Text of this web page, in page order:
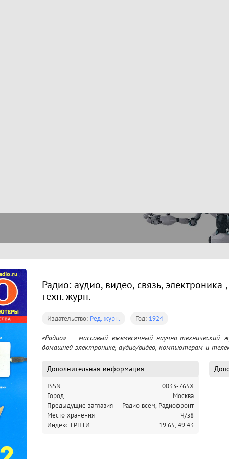
Радио: аудио, видео, связь,
техн. журн.
Издательство: Ред. журн. Год: 1924
«Радио» — массовый ежемесячный научно-технический
домашней электронике, аудио/видео, компьютерам и
Дополнительная информация
ISSN
0033-765X
Город
Москва
Предыдущие заглавия
Радио всем, Радиофронт
Место хранения
Ч/з8
Индекс ГРНТИ
19.65,49.43